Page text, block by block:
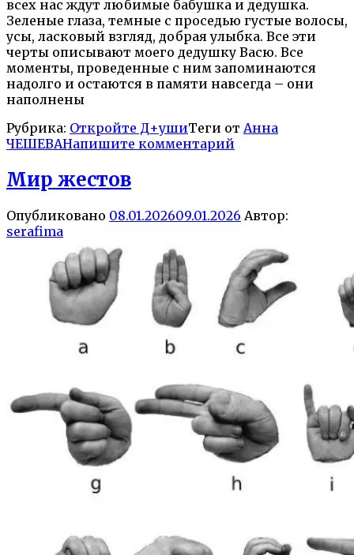
всех нас ждут любимые бабушка и дедушка.
Зеленые глаза, темные с проседью густые волосы,
усы, ласковый взгляд, добрая улыбка. Все эти
черты описывают моего дедушку Васю. Все
моменты, проведенные с ним запоминаются
надолго и остаются в памяти навсегда – они
наполнены
Рубрика: Откройте Д+ушиТеги от Анна
ЧЕШЕВАНапишите комментарий
Мир жестов
Опубликовано 08.01.202609.01.2026 Автор:
serafima